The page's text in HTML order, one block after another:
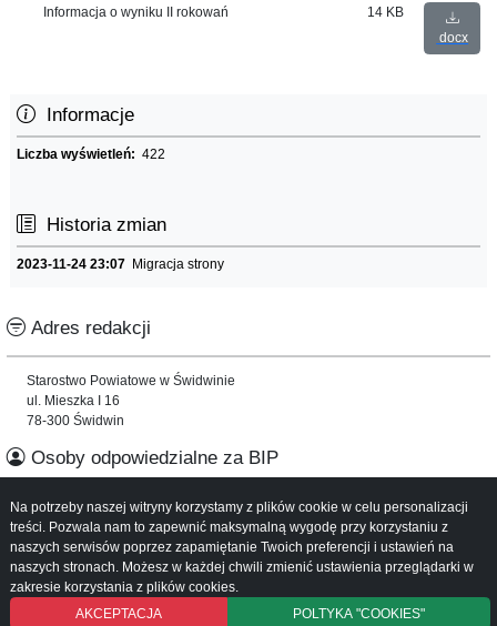
Informacja o wyniku II rokowań
14 KB
docx
Informacje
Liczba wyświetleń: 422
Historia zmian
2023-11-24 23:07 Migracja strony
Adres redakcji
Starostwo Powiatowe w Świdwinie
ul. Mieszka I 16
78-300 Świdwin
Osoby odpowiedzialne za BIP
Informacje o serwisie
Mapa serwisu
Instrukcja obsługi
Na potrzeby naszej witryny korzystamy z plików cookie w celu personalizacji
treści. Pozwala nam to zapewnić maksymalną wygodę przy korzystaniu z
naszych serwisów poprzez zapamiętanie Twoich preferencji i ustawień na
naszych stronach. Możesz w każdej chwili zmienić ustawienia przeglądarki w
zakresie korzystania z plików cookies.
AKCEPTACJA
POLTYKA "COOKIES"